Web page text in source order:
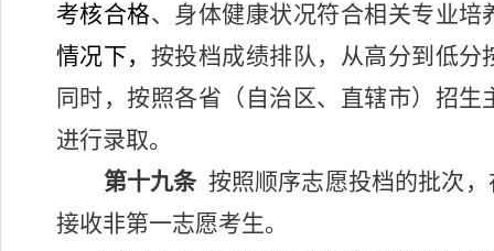
考核合格、身体健康状况符合相关专业培
情况下， 按投档成绩排队，从高分到低
同时，按照各省（自治区、直辖市）招
进行录取。
第十九条 按照顺序志愿投档的批次
接收非第一志愿考生。